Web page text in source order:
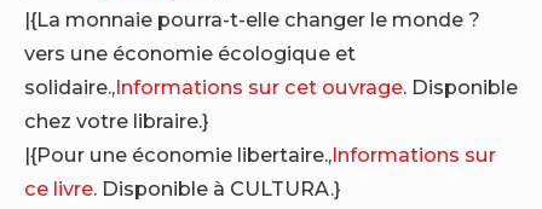
|{La monnaie pourra-t-elle changer le monde ?
vers une économie écologique et
solidaire.,Informations sur cet ouvrage. Disponible
chez votre libraire.}
|{Pour une économie libertaire.,Informations sur
ce livre. Disponible à CULTURA.}